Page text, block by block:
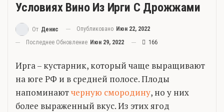
Условиях Вино Из Ирги С Дрожжами
От Денис Опубликовано Июн 22, 2022
Последнее Обновление Июн 29, 2022 166
Ирга – кустарник, который чаще выращивают
на юге РФ и в средней полосе. Плоды
напоминаютчерную смородину, но у них
более выраженный вкус. Из этих ягод